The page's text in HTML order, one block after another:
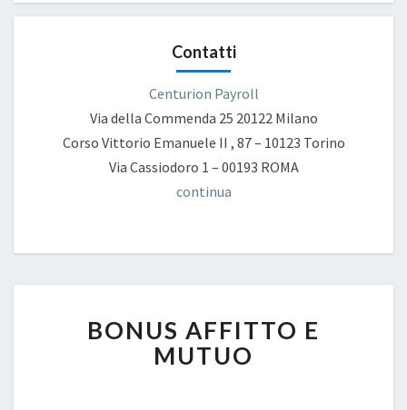
Contatti
Centurion Payroll
Via della Commenda 25 20122 Milano
Corso Vittorio Emanuele II , 87 – 10123 Torino
Via Cassiodoro 1 – 00193 ROMA
continua
AFFITTO
E
MUTUO
BONUS AFFITTO E
MUTUO